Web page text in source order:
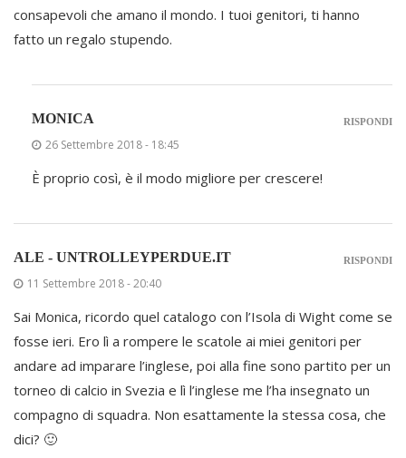
consapevoli che amano il mondo. I tuoi genitori, ti hanno
fatto un regalo stupendo.
MONICA
26 Settembre 2018 - 18:45
È proprio così, è il modo migliore per crescere!
RISPONDI
ALE - UNTROLLEYPERDUE.IT
11 Settembre 2018 - 20:40
Sai Monica, ricordo quel catalogo con l’Isola di Wight come se
fosse ieri. Ero lì a rompere le scatole ai miei genitori per
andare ad imparare l’inglese, poi alla fine sono partito per un
torneo di calcio in Svezia e lì l’inglese me l’ha insegnato un
compagno di squadra. Non esattamente la stessa cosa, che
dici? 🙂
RISPONDI